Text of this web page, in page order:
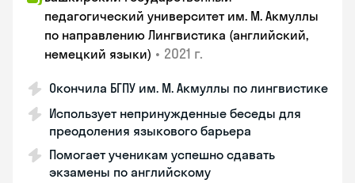
педагогический университет им. М. Акмуллы
по направлению Лингвистика (английский,
немецкий языки) • 2021 г.
Окончила БГПУ им. М. Акмуллы по лингвистике
Использует непринужденные беседы для
преодоления языкового барьера
Помогает ученикам успешно сдавать
экзамены по английскому